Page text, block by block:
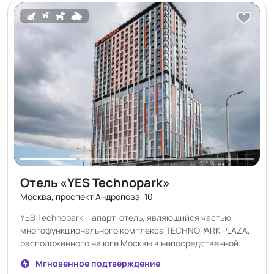
корпоративных и событийных мероприятий. Будем рады
сотрудничеству! Телефон: +7 (499) 55-000-99 e-mail:
sales-pakhra@amaks-hotels.ru
Отель «YES Technopark»
Москва, проспект Андропова, 10
YES Technopark – апарт-отель, являющийся частью
многофункционального комплекса TECHNOPARK PLAZA,
расположенного на юге Москвы в непосредственной
Уникальной особенностью является крытая галерея,
Мгновенное подтверждение